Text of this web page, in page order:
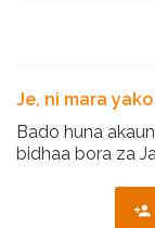
Je, ni mara
Bado huna
bidhaa bora za